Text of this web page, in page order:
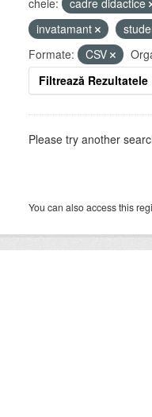
cheie:
cadre didactice
invatamant
Formate:
CSV
Filtrează Rezultatele
Please try another
You can also access this